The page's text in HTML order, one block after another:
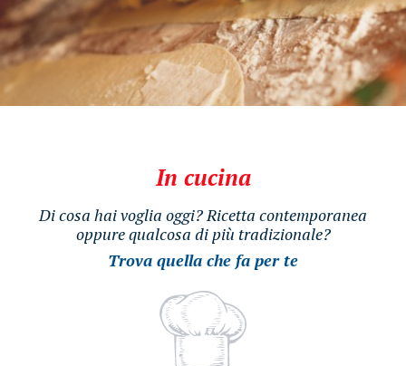
In cucina
Di cosa hai voglia oggi? Ricetta contemporanea
oppure qualcosa di più tradizionale?
Trova quella che fa per te